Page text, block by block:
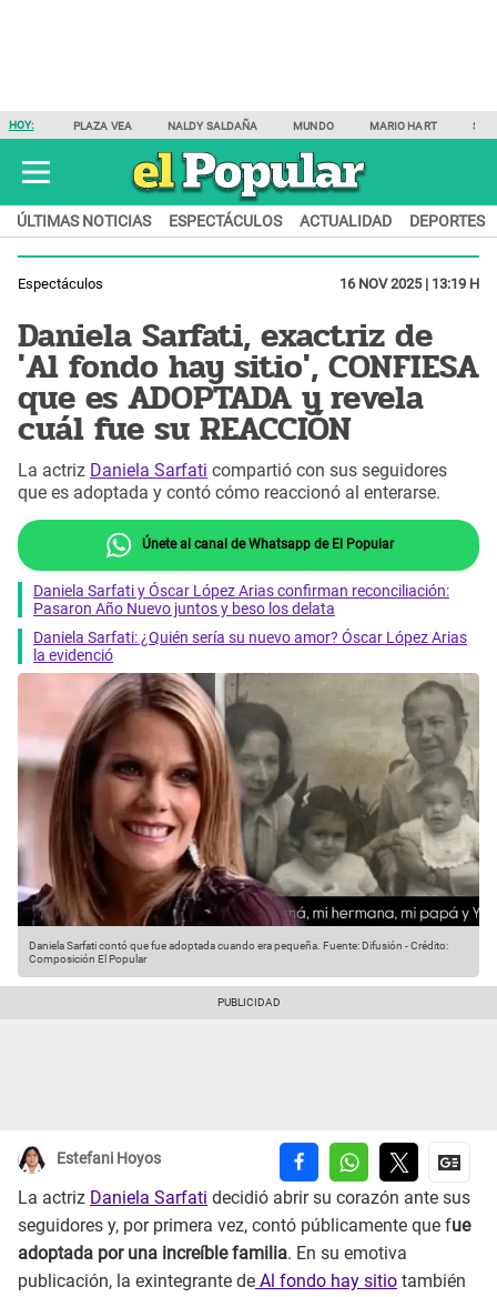
HOY: PLAZA VEA NALDY SALDAÑA MUNDO MARIO HART
ÚLTIMAS NOTICIAS ESPECTÁCULOS ACTUALIDAD DEPORTES
Espectáculos 16 NOV 2025 | 13:19 H
Daniela Sarfati, exactriz de
'Al fondo hay sitio', CONFIESA
que es ADOPTADA y revela
cuál fue su REACCIÓN
La actriz Daniela Sarfati compartió con sus seguidores
que es adoptada y contó cómo reaccionó al enterarse.
Únete al canal de Whatsapp de El Popular
Daniela Sarfati y Óscar López Arias confirman reconciliación:
Pasaron Año Nuevo juntos y beso los delata
Daniela Sarfati: ¿Quién sería su nuevo amor? Óscar López Arias
la evidenció
Daniela Sarfati contó que fue adoptada cuando era pequeña. Fuente: Difusión -Crédito:
Composición El Popular
Estefani Hoyos
La actriz Daniela Sarfati decidió abrir su corazón ante sus
seguidores y, por primera vez, contó públicamente que fue
adoptada por una increíble familia. En su emotiva
publicación, la exintegrante de Al fondo hay sitio también